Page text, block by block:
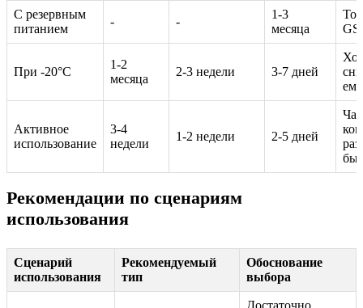
С резервным
питанием
- -
1-3
месяца
При -20°C
1-2
месяца
2-3 недели 3-7 дней
Активное
использование
3-4
недели
1-2 недели 2-5 дней
Рекомендации по сценариям
использования
Сценарий
использования
Рекомендуемый
тип
Обоснование
выбора